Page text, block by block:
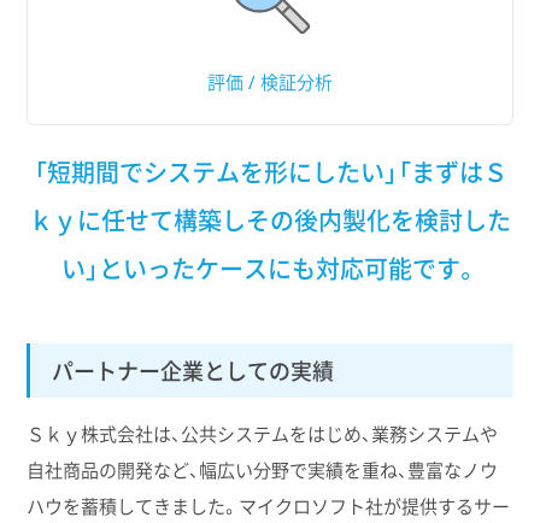
評価 / 検証分析
「短期間でシステムを形にしたい」「まずはＳ
ｋｙに任せて構築しその後内製化を検討した
い」 といったケースにも対応可能です。
パートナー企業としての実績
Ｓｋｙ株式会社は、公共システムをはじめ、業務システムや
自社商品の開発など、幅広い分野で実績を重ね、豊富なノウ
ハウを蓄積してきました。マイクロソフト社が提供するサー